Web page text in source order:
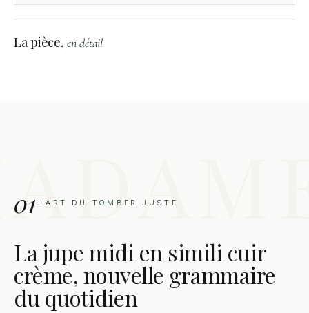
La pièce,en détail
01L'ART DU TOMBER JUSTE
La jupe midi en simili cuir
crème, nouvelle grammaire
du quotidien